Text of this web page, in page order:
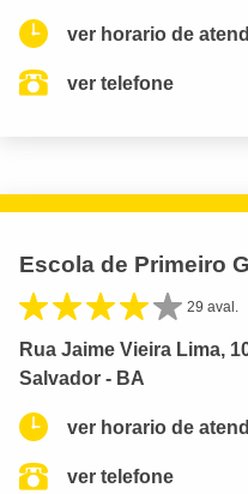
ver horario de
ver telefone
Escola de Primeiro
29 aval.
Rua Jaime Vieira Lima,
Salvador - BA
ver horario de
ver telefone